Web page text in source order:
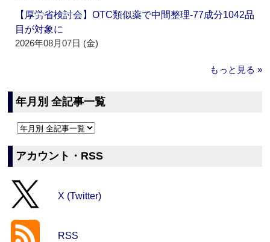
【厚労省検討会】OTC類似薬で中間整理‐77成分1042品
目が対象に
2026年08月07日 (金)
もっと見る »
年月別 全記事一覧
アカウント・RSS
X (Twitter)
RSS